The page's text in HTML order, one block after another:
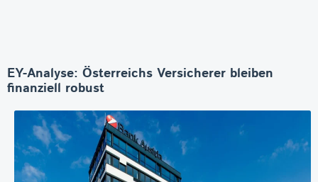
EY-Analyse: Österreichs Versicherer bleiben
finanziell robust